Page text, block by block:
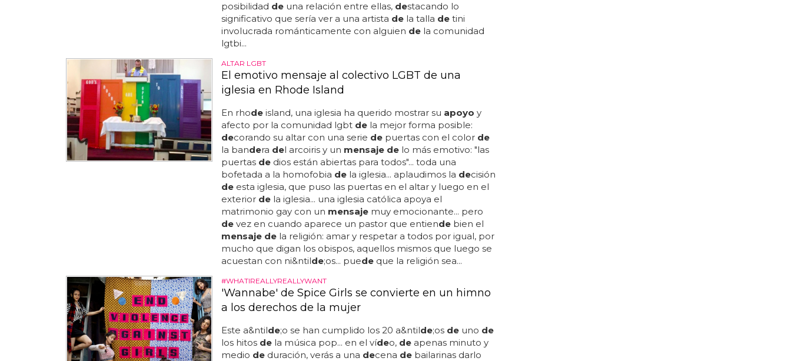
posibilidad deuna relación entre ellas, destacando lo
significativo que sería ver a una artista dela talla detini
involucrada románticamente con alguien dela comunidad
lgtbi...
ALTAR LGBT
El emotivo mensaje al colectivo LGBT de una
iglesia en Rhode Island
En rhodeisland, una iglesia ha querido mostrar su apoyo y
afecto por la comunidad lgbt dela mejor forma posible:
decorando su altar con una serie depuertas con el color de
la bandera del arcoiris y un mensaje delo más emotivo: "las
puertas dedios están abiertas para todos"... toda una
bofetada a la homofobia dela iglesia... aplaudimos la decisión
deesta iglesia, que puso las puertas en el altar y luego en el
exterior dela iglesia... una iglesia católica apoya el
matrimonio gay con un mensajemuy emocionante... pero
devez en cuando aparece un pastor que entiendebien el
mensaje dela religión: amar y respetar a todos por igual, por
mucho que digan los obispos, aquellos mismos que luego se
acuestan con ni&ntilde;os... puedeque la religión sea...
#WHATIREALLYREALLYWANT
'Wannabe' de Spice Girls se convierte en un himno
a los derechos de la mujer
Este a&ntilde;o se han cumplido los 20 a&ntilde;os deuno de
los hitos dela música pop... en el vídeo, deapenas minuto y
medio deduración, verás a una decena debailarinas darlo